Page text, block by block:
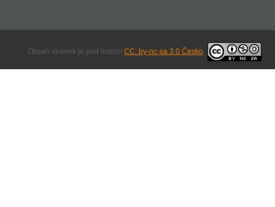
Obsah stránek je pod licencí CC: by-nc-sa 3.0 Česko